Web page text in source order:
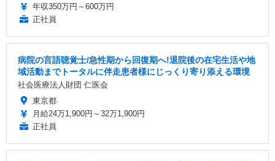
年収350万円～600万円
正社員
病院の言語聴覚士/急性期から回復期へ!退院後の在宅生活や地
域活動までトータルに伴走患者様にじっくり寄り添える環境
社会医療法人財団 仁医会
東京都
月給24万1,900円～32万1,900円
正社員